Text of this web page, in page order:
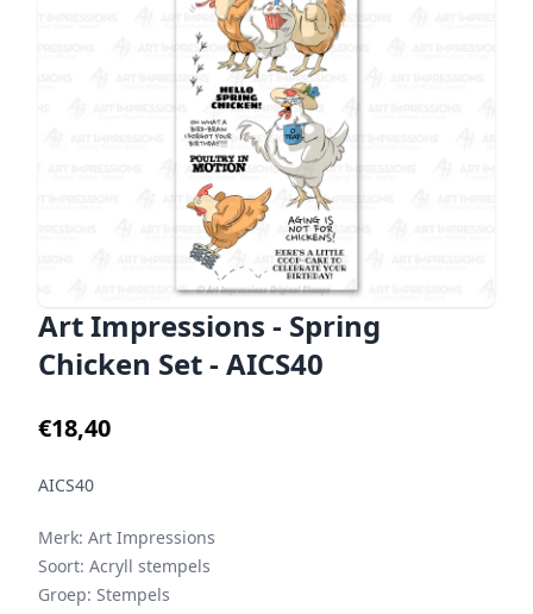
Art Impressions - Spring
Chicken Set - AICS40
€18,40
AICS40
Merk: Art Impressions
Soort: Acryll stempels
Groep: Stempels